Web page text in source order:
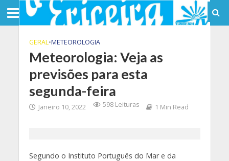
GERAL•METEOROLOGIA
Meteorologia: Veja as
previsões para esta
segunda-feira
Janeiro 10, 2022 598 Leituras 1 Min Read
Segundo o Instituto Português do Mar e da